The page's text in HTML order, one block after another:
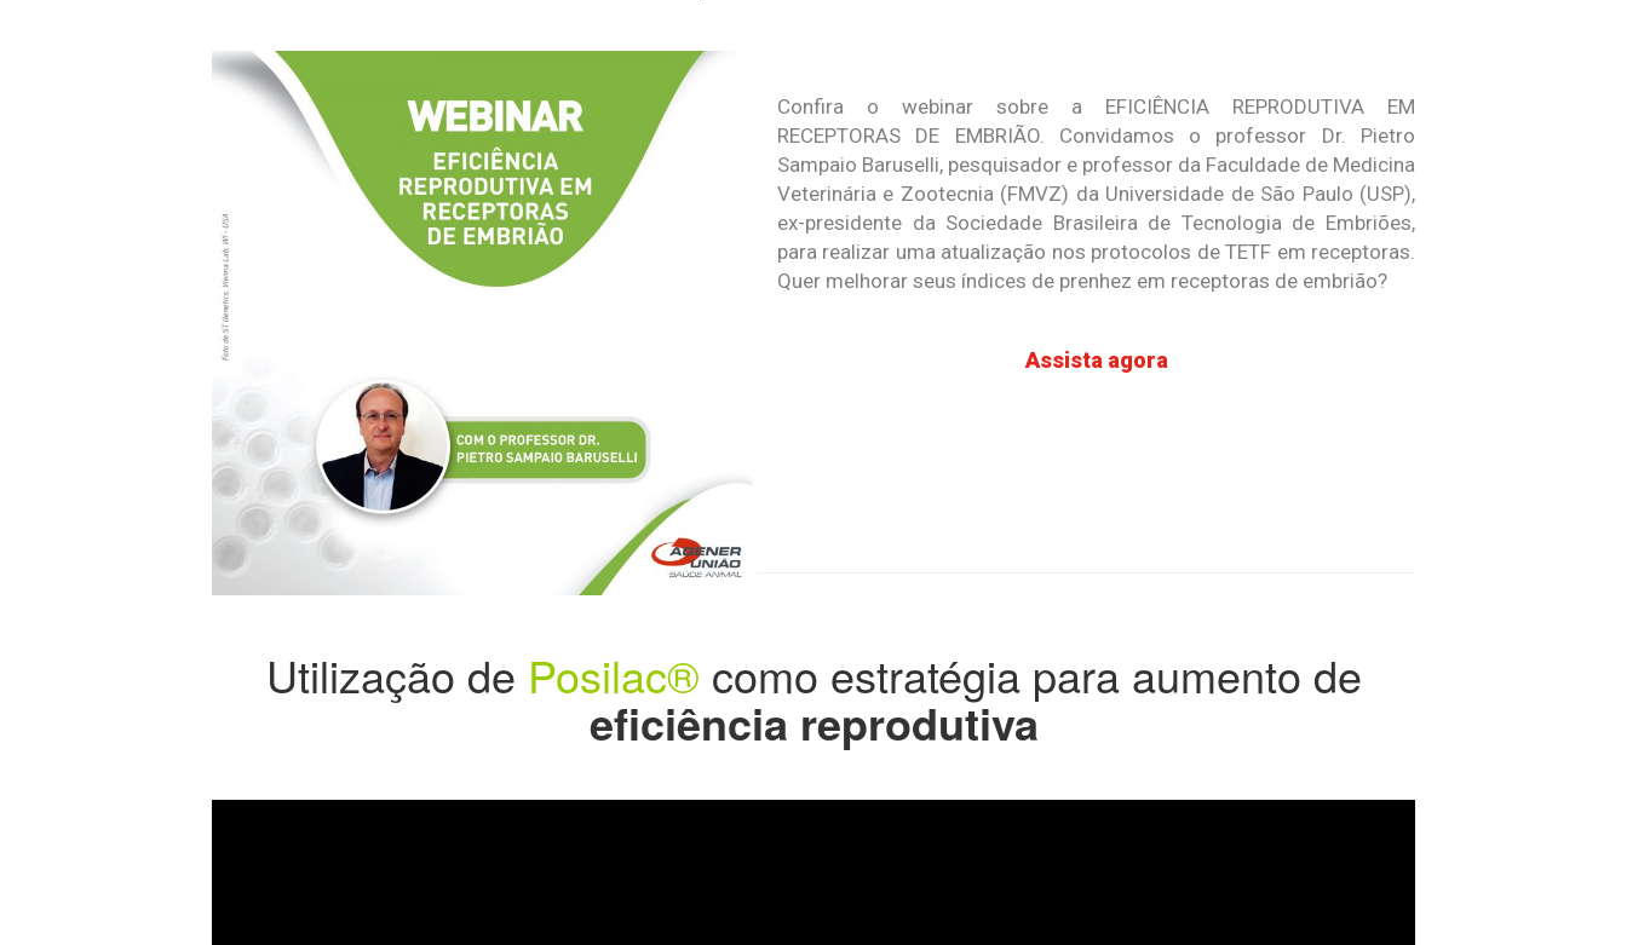
Confira o webinar sobre a EFICIÊNCIA REPRODUTIVA EM
RECEPTORAS DE EMBRIÃO. Convidamos o professor Dr. Pietro
Sampaio Baruselli, pesquisador e professor da Faculdade de Medicina
Veterinária e Zootecnia (FMVZ) da Universidade de São Paulo (USP),
ex-presidente da Sociedade Brasileira de Tecnologia de Embriões,
para realizar uma atualização nos protocolos de TETF em receptoras.
Quer melhorar seus índices de prenhez em receptoras de embrião?
Assista agora
Utilização de Posilac® como estratégia para aumento de
eficiência reprodutiva